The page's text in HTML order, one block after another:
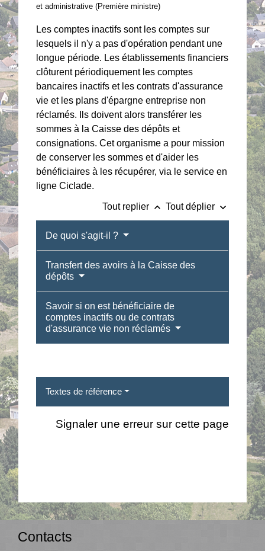
et administrative (Première ministre)
Les comptes inactifs sont les comptes sur
lesquels il n'y a pas d'opération pendant une
longue période. Les établissements financiers
clôturent périodiquement les comptes
bancaires inactifs et les contrats d'assurance
vie et les plans d'épargne entreprise non
réclamés. Ils doivent alors transférer les
sommes à la Caisse des dépôts et
consignations. Cet organisme a pour mission
de conserver les sommes et d'aider les
bénéficiaires à les récupérer, via le service en
ligne Ciclade.
Tout replier keyboard_arrow_up Tout déplier keyboard_arrow_down
De quoi s'agit-il ?
Transfert des avoirs à la Caisse des
dépôts
Savoir si on est bénéficiaire de
comptes inactifs ou de contrats
d'assurance vie non réclamés
Textes de référence
Signaler une erreur sur cette page
Contacts